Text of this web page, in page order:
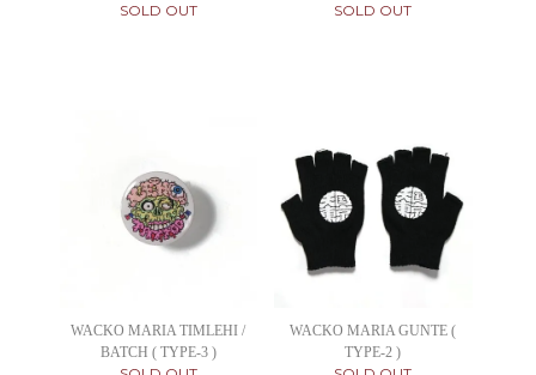
SOLD OUT SOLD OUT
WACKO MARIA TIMLEHI /
BATCH ( TYPE-3 )
WACKO MARIA GUNTE (
TYPE-2 )